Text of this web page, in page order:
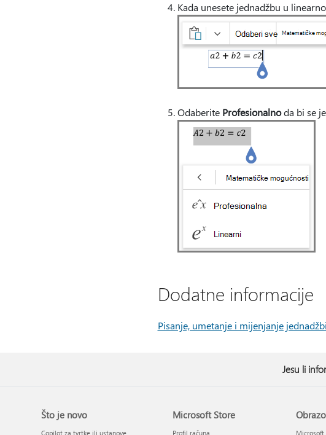
Kada unesete jednadžbu u
Odaberite Profesionalnoda bi se
Dodatne informacije
Pisanje, umetanje i mijenjanje
Jesu li
Što je novo
Copilot za tvrtke ili ustanove
Microsoft Store
Profil računa Microsoft